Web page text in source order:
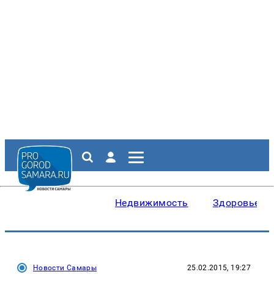
Недвижимость Здоровье
Новости Самары 25.02.2015, 19:27